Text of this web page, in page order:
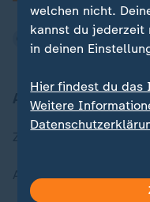
Aktuell bei ZDFheute
Aktuelle Sendungs-
welchen nicht.
kannst du jederzeit
in deinen
Hier findest du das
Weitere